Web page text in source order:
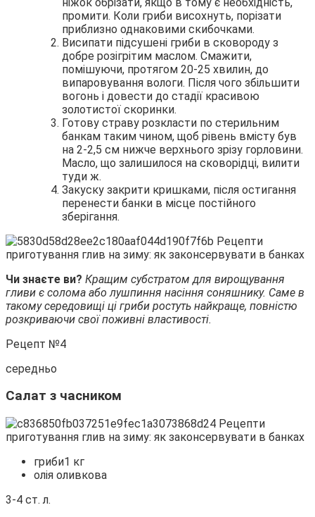
промити. Коли гриби висохнуть, порізати
приблизно однаковими скибочками.
Висипати підсушені гриби в сковороду з
добре розігрітим маслом. Смажити,
помішуючи, протягом 20-25 хвилин, до
випаровування вологи. Після чого збільшити
вогонь і довести до стадії красивою
золотистої скоринки.
Готову страву розкласти по стерильним
банкам таким чином, щоб рівень вмісту був
на 2-2,5 см нижче верхнього зрізу горловини.
Масло, що залишилося на сковорідці, вилити
туди ж.
Закуску закрити кришками, після остигання
перенести банки в місце постійного
зберігання.
Чи знаєте ви? Кращим субстратом для вирощування
гливи є солома або лушпиння насіння соняшнику. Саме в
такому середовищі ці гриби ростуть найкраще, повністю
розкриваючи свої поживні властивості.
Рецепт №4
середньо
Салат з часником
гриби1 кг
олія оливкова
3-4 ст. л.